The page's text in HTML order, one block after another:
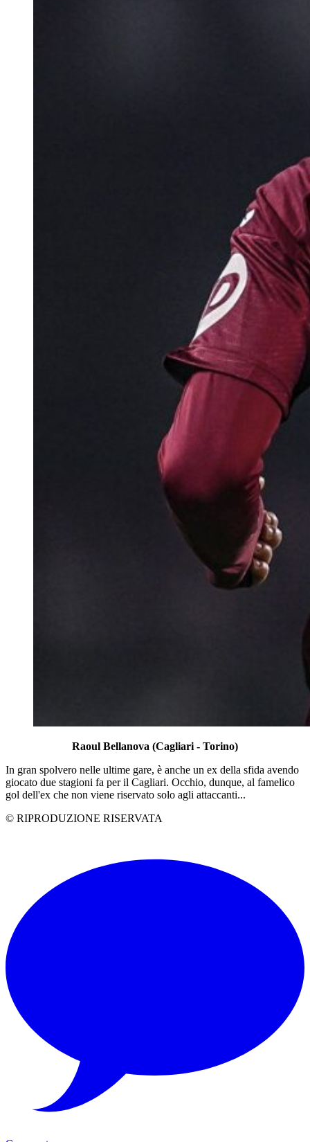
Raoul Bellanova (Cagliari - Torino)
In gran spolvero nelle ultime gare, è anche un ex della sfida avendo
giocato due stagioni fa per il Cagliari. Occhio, dunque, al famelico
gol dell'ex che non viene riservato solo agli attaccanti...
© RIPRODUZIONE RISERVATA